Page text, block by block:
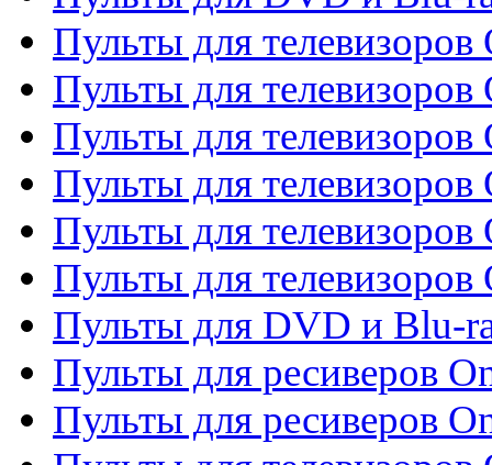
Пульты для телевизоров
Пульты для телевизоров
Пульты для телевизоров
Пульты для телевизоров
Пульты для телевизоров
Пульты для телевизоров
Пульты для DVD и Blu-
Пульты для ресиверов
Пульты для ресиверов